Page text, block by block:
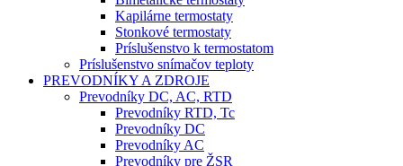
Kapilárne termostaty
Stonkové termostaty
Príslušenstvo k termostatom
Príslušenstvo snímačov teploty
PREVODNÍKY A ZDROJE
Prevodníky DC, AC, RTD
Prevodníky RTD, Tc
Prevodníky DC
Prevodníky AC
Prevodníky pre ŽSR